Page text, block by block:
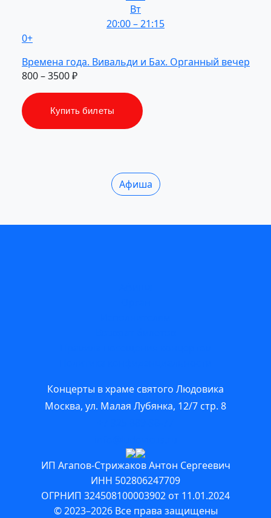
Вт
20:00–21:15
0+
Времена года. Вивальди и Бах. Органный вечер
800 – 3500 ₽
Купить билеты
Афиша
Концерты в храме святого Людовика
Москва, ул. Малая Лубянка, 12/7 стр. 8
ИП Агапов-Стрижаков Антон Сергеевич
ИНН 502806247709
ОГРНИП 324508100003902 от 11.01.2024
© 2023–2026 Все права защищены